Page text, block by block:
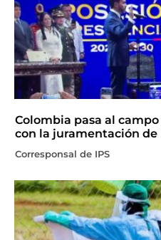
Colombia pasa al
con la juramentación de
Corresponsal de IPS